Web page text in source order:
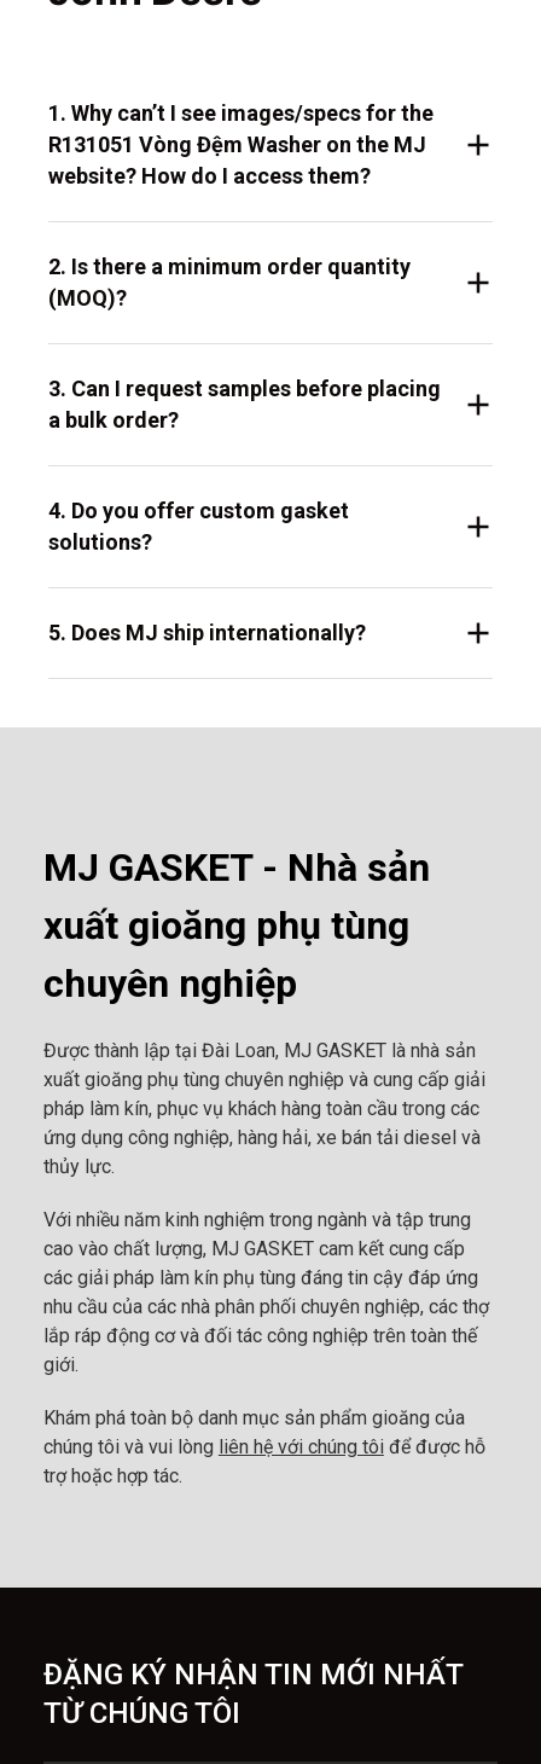
1. Why can’t I see images/specs for the
R131051 Vòng Đệm Washer on the MJ
website? How do I access them?
2. Is there a minimum order quantity
(MOQ)?
3. Can I request samples before placing
a bulk order?
4. Do you offer custom gasket
solutions?
5. Does MJ ship internationally?
MJ GASKET - Nhà sản
xuất gioăng phụ tùng
chuyên nghiệp
Được thành lập tại Đài Loan, MJ GASKET là nhà sản
xuất gioăng phụ tùng chuyên nghiệp và cung cấp giải
pháp làm kín, phục vụ khách hàng toàn cầu trong các
ứng dụng công nghiệp, hàng hải, xe bán tải diesel và
thủy lực.
Với nhiều năm kinh nghiệm trong ngành và tập trung
cao vào chất lượng, MJ GASKET cam kết cung cấp
các giải pháp làm kín phụ tùng đáng tin cậy đáp ứng
nhu cầu của các nhà phân phối chuyên nghiệp, các thợ
lắp ráp động cơ và đối tác công nghiệp trên toàn thế
giới.
Khám phá toàn bộ danh mục sản phẩm gioăng của
chúng tôi và vui lòng liên hệ với chúng tôiđể được hỗ
trợ hoặc hợp tác.
ĐẶNG KÝ NHẬN TIN MỚI NHẤT
TỪ CHÚNG TÔI